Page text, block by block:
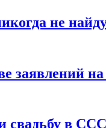
не
заявлений
свадьбу в